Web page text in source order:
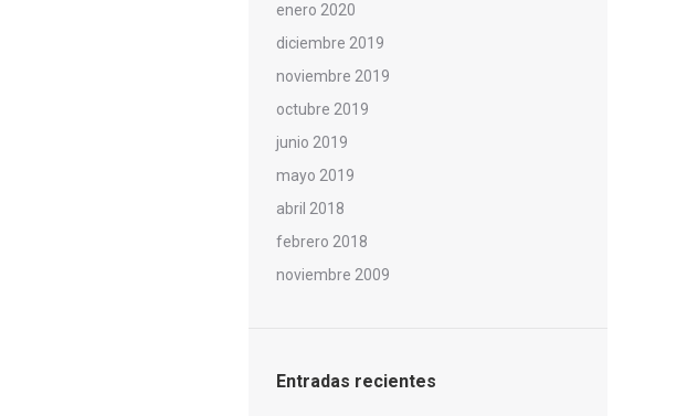
enero 2020
diciembre 2019
noviembre 2019
octubre 2019
junio 2019
mayo 2019
abril 2018
febrero 2018
noviembre 2009
Entradas recientes